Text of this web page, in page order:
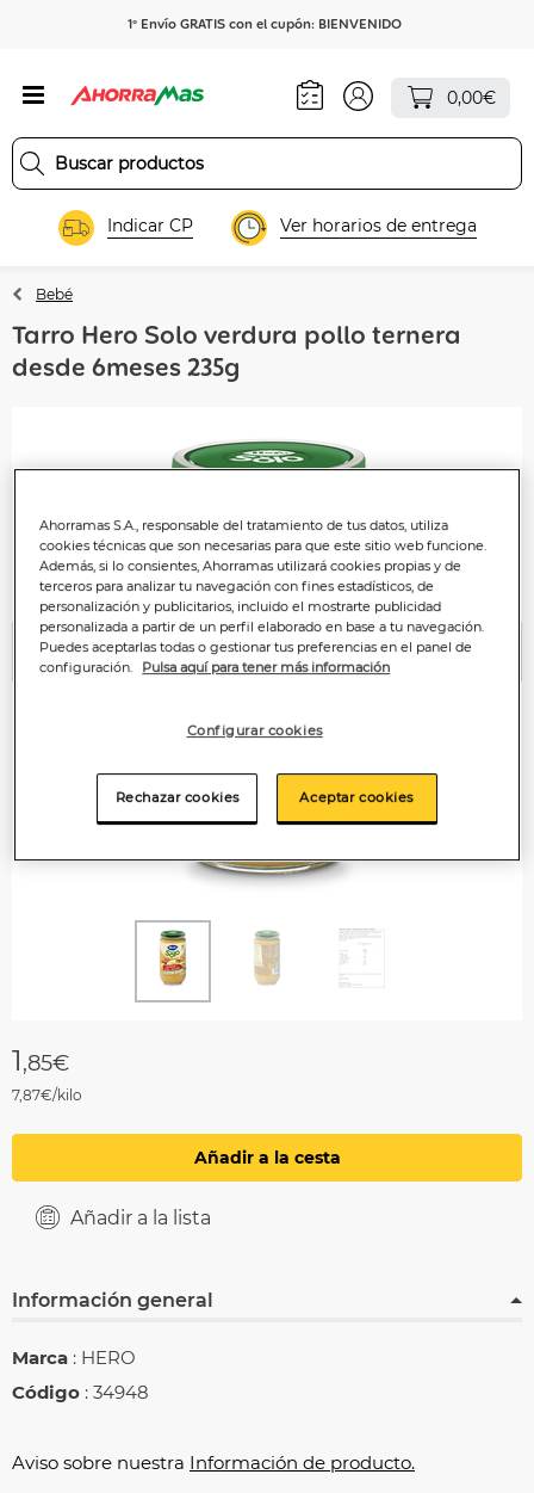
1º Envío GRATIS con el cupón: BIENVENIDO
0,00€
Indicar CP Ver horarios de entrega
Bebé
Tarro Hero Solo verdura pollo ternera
desde 6meses 235g
Anterior
1,85€
7,87€/kilo
Añadir a la cesta
Añadir a la lista
Información general
Marca : HERO
Código : 34948
Aviso sobre nuestra Información de producto.
Ahorramas S.A., responsable del tratamiento de tus datos, utiliza
cookies técnicas que son necesarias para que este sitio web funcione.
Además, si lo consientes, Ahorramas utilizará cookies propias y de
terceros para analizar tu navegación con fines estadísticos, de
personalización y publicitarios, incluido el mostrarte publicidad
personalizada a partir de un perfil elaborado en base a tu navegación.
Puedes aceptarlas todas o gestionar tus preferencias en el panel de
configuración.
Pulsa aquí para tener más información
Configurar cookies
Rechazar cookies Aceptar cookies